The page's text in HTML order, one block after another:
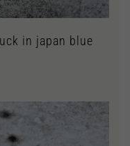
in japan blue